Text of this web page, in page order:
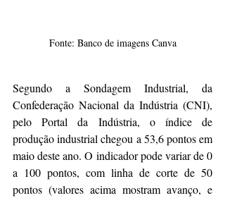
Fonte: Banco de imagens Canva
Segundo a Sondagem Industrial, da
Confederação Nacional da Indústria (CNI),
pelo Portal da Indústria, o índice de
produção industrial chegou a 53,6 pontos em
maio deste ano. O indicador pode variar de 0
a 100 pontos, com linha de corte de 50
pontos (valores acima mostram avanço, e